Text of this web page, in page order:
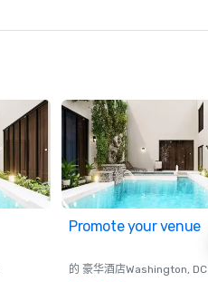
Promote your venue
的 豪华酒店Washington, DC